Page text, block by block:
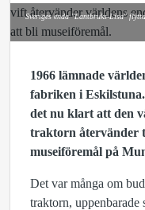
Sveriges enda "Lantbruks-Lisa"
1966 lämnade
fabriken i
det nu klart att den
traktorn återvänder
museiföremål på
Det var många om
traktorn,